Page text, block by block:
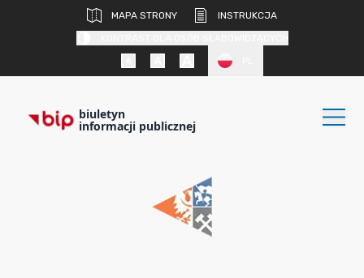
MAPA STRONY
INSTRUKCJA
biuletyn
informacji publicznej